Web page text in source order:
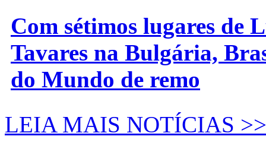
Com sétimos lugares de
Tavares na Bulgária,
do Mundo de remo
LEIA MAIS NOTÍCIAS >>